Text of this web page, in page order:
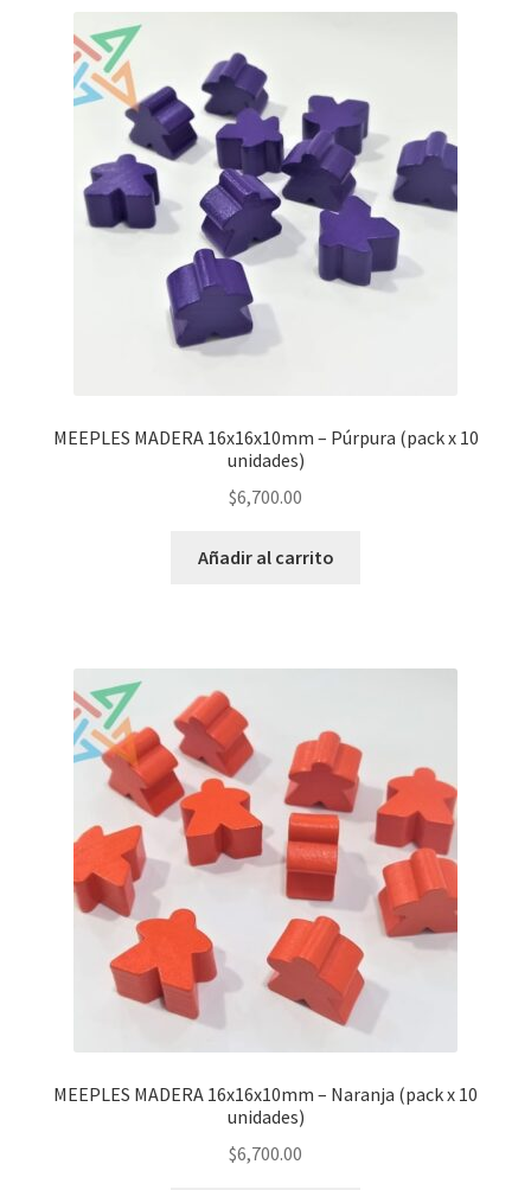
MEEPLES MADERA 16x16x10mm – Púrpura (pack x 10
unidades)
$6,700.00
Añadir al carrito
MEEPLES MADERA 16x16x10mm – Naranja (pack x 10
unidades)
$6,700.00